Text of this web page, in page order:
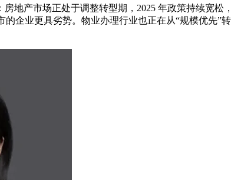
地产市场正处于调整转型期，2025 年政策持续宽
企业更具劣势。物业办理行业也正在从“规模优先